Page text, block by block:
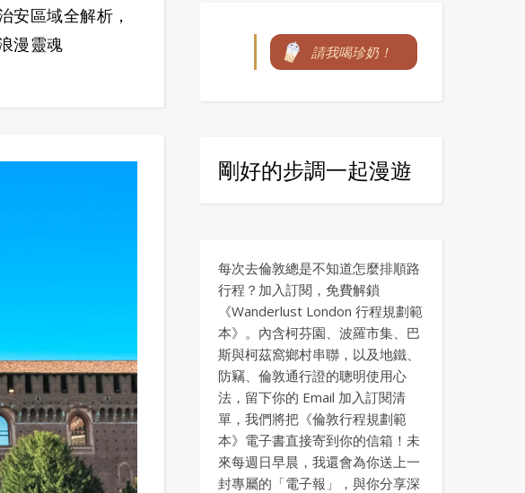
安區域全解析，
漫靈魂
請我喝珍奶！
剛好的步調一起漫遊
每次去倫敦總是不知道怎麼排順路
行程？加入訂閱，免費解鎖
《Wanderlust London 行程規劃範
本》。內含柯芬園、波羅市集、巴
斯與柯茲窩鄉村串聯，以及地鐵、
防竊、倫敦通行證的聰明使用心
法，留下你的 Email 加入訂閱清
單，我們將把《倫敦行程規劃範
本》電子書直接寄到你的信箱！未
來每週日早晨，我還會為你送上一
封專屬的「電子報」，與你分享深